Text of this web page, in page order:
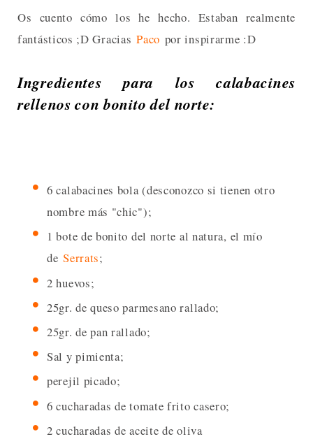
Os cuento cómo los he hecho. Estaban realmente
fantásticos ;D GraciasPaco por inspirarme :D
Ingredientes para los calabacines
rellenos con bonito del norte:
6 calabacines bola (desconozco si tienen otro
nombre más "chic");
1 bote de bonito del norte al natura, el mío
deSerrats;
2 huevos;
25gr. de queso parmesano rallado;
25gr. de pan rallado;
Sal y pimienta;
perejil picado;
6 cucharadas de tomate frito casero;
2 cucharadas de aceite de oliva